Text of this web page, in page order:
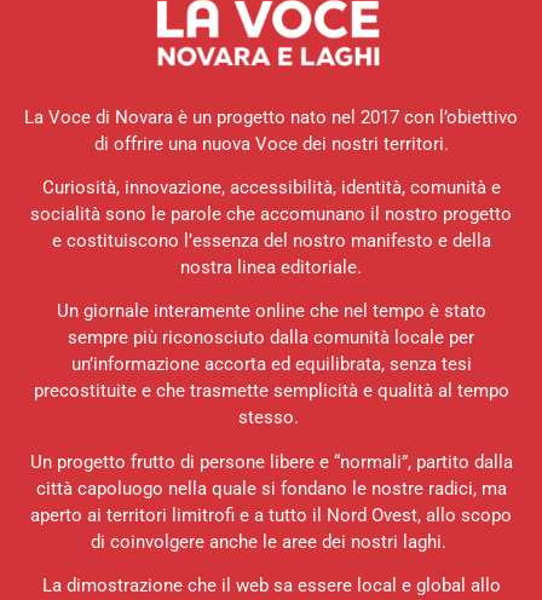
La Voce di Novara è un progetto nato nel 2017 con l’obiettivo
di offrire una nuova Voce dei nostri territori.
Curiosità, innovazione, accessibilità, identità, comunità e
socialità sono le parole che accomunano il nostro progetto
e costituiscono l’essenza del nostro manifesto e della
nostra linea editoriale.
Un giornale interamente online che nel tempo è stato
sempre più riconosciuto dalla comunità locale per
un’informazione accorta ed equilibrata, senza tesi
precostituite e che trasmette semplicità e qualità al tempo
stesso.
Un progetto frutto di persone libere e “normali”, partito dalla
città capoluogo nella quale si fondano le nostre radici, ma
aperto ai territori limitrofi e a tutto il Nord Ovest, allo scopo
di coinvolgere anche le aree dei nostri laghi.
La dimostrazione che il web sa essere local e global allo